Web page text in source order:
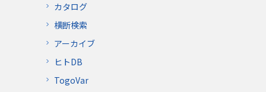
カタログ
横断検索
アーカイブ
ヒトDB
TogoVar